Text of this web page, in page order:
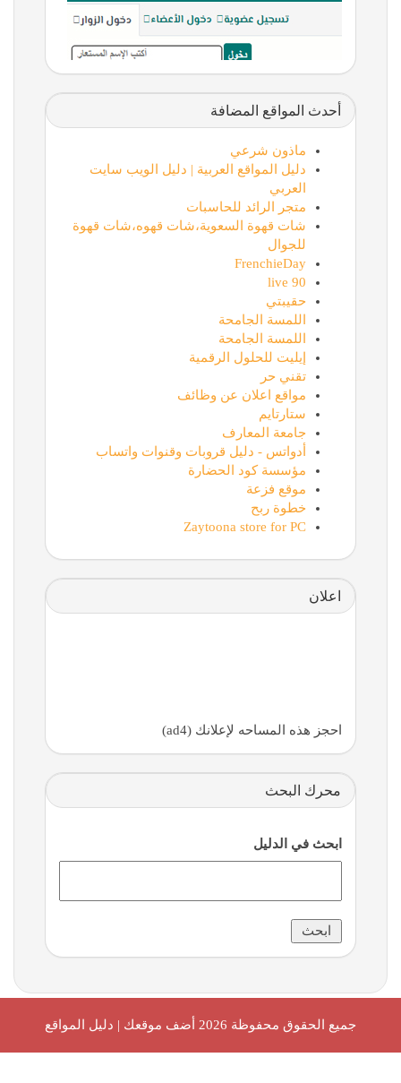
أحدث المواقع المضافة
ماذون شرعي
دليل المواقع العربية | دليل الويب سايت
العربي
متجر الرائد للحاسبات
شات قهوة السعوية،شات قهوه،شات قهوة
للجوال
FrenchieDay
90 live
حقيبتي
اللمسة الجامحة
اللمسة الجامحة
إيليت للحلول الرقمية
تقني حر
مواقع اعلان عن وظائف
ستارتايم
جامعة المعارف
أدواتس - دليل قروبات وقنوات واتساب
مؤسسة كود الحضارة
موقع فزعة
خطوة ربح
Zaytoona store for PC
اعلان
احجز هذه المساحه لإعلانك (ad4)
محرك البحث
ابحث في الدليل
جميع الحقوق محفوظة 2026 أضف موقعك | دليل المواقع